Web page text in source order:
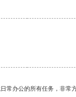
常办公的所有任务，非常方